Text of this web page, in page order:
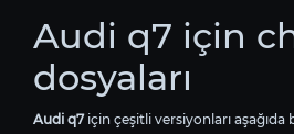
Audi q7 için
dosyaları
Audi q7için çeşitli versiyonları